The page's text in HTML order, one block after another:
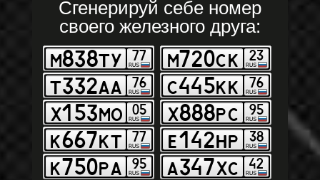
Сгенерируй себе номер
своего железного друга: